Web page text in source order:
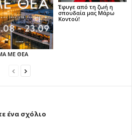
ΜΕ ΘΕΑ
Έφυγε από τη ζωή η
σπουδαία μας Μάρω
Κοντού!
ένα σχόλιο